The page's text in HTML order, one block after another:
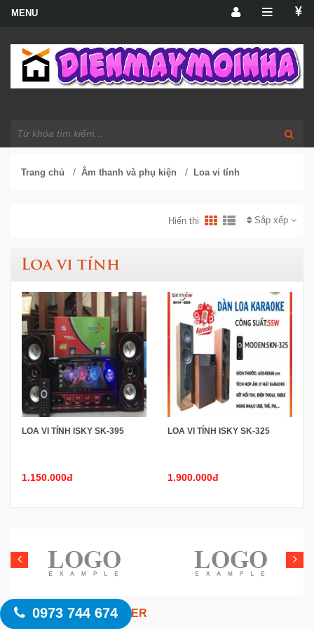
Trang chủ / Âm thanh và phụ kiện / Loa vi tính
Sắp xếp
Hiển thị
Loa vi tính
LOA VI TÍNH ISKY SK-395
1.150.000đ
LOA VI TÍNH ISKY SK-325
1.900.000đ
NHẬN TIN NEWSLETTER
0973 744 674